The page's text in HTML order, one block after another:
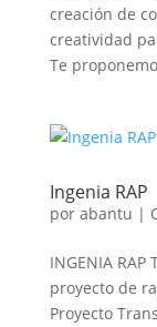
creación de
creatividad
Te
Ingenia RAP
por abantu |
INGENIA
proyecto de
Proyecto